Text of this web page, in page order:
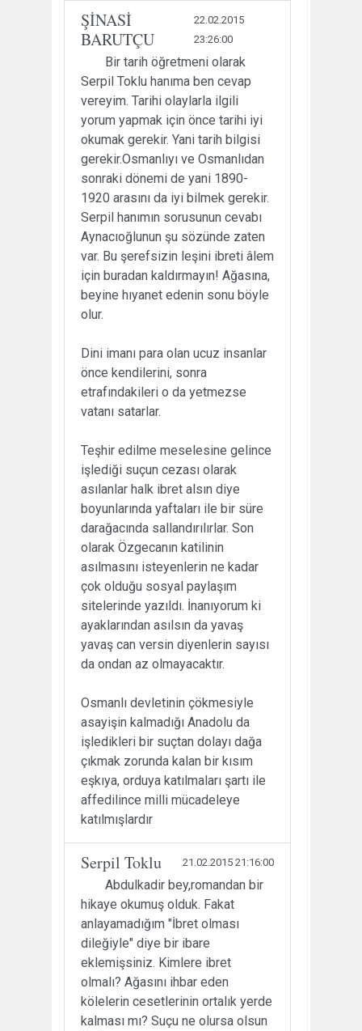
ŞİNASİ
BARUTÇU
22.02.2015
23:26:00
Bir tarih öğretmeni olarak
Serpil Toklu hanıma ben cevap
vereyim. Tarihi olaylarla ilgili
yorum yapmak için önce tarihi iyi
okumak gerekir. Yani tarih bilgisi
gerekir.Osmanlıyı ve Osmanlıdan
sonraki dönemi de yani 1890-
1920 arasını da iyi bilmek gerekir.
Serpil hanımın sorusunun cevabı
Aynacıoğlunun şu sözünde zaten
var. Bu şerefsizin leşini ibreti âlem
için buradan kaldırmayın! Ağasına,
beyine hıyanet edenin sonu böyle
olur.
Dini imanı para olan ucuz insanlar
önce kendilerini, sonra
etrafındakileri o da yetmezse
vatanı satarlar.
Teşhir edilme meselesine gelince
işlediği suçun cezası olarak
asılanlar halk ibret alsın diye
boyunlarında yaftaları ile bir süre
darağacında sallandırılırlar. Son
olarak Özgecanın katilinin
asılmasını isteyenlerin ne kadar
çok olduğu sosyal paylaşım
sitelerinde yazıldı. İnanıyorum ki
ayaklarından asılsın da yavaş
yavaş can versin diyenlerin sayısı
da ondan az olmayacaktır.
Osmanlı devletinin çökmesiyle
asayişin kalmadığı Anadolu da
işledikleri bir suçtan dolayı dağa
çıkmak zorunda kalan bir kısım
eşkıya, orduya katılmaları şartı ile
affedilince milli mücadeleye
katılmışlardır
Serpil Toklu 21.02.2015 21:16:00
Abdulkadir bey,romandan bir
hikaye okumuş olduk. Fakat
anlayamadığım "İbret olması
dileğiyle" diye bir ibare
eklemişsiniz. Kimlere ibret
olmalı? Ağasını ihbar eden
kölelerin cesetlerinin ortalık yerde
kalması mı? Suçu ne olursa olsun